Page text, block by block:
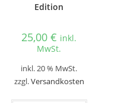
Edition
25,00€ inkl.
MwSt.
inkl. 20 % MwSt.
zzgl.Versandkosten